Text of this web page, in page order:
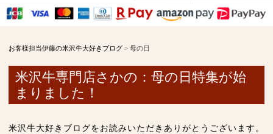
お客様担当伊藤の米沢牛大好きブログ > 母の日
米沢牛専門店さかの：母の日特集が始
まりました！
米沢牛大好きブログをお読みいただきありがとうございます。